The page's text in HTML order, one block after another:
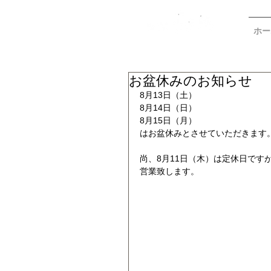
ホ
お盆休みのお知らせ
8月13日（土）
8月14日（日）
8月15日（月）
はお盆休みとさせていただきます
尚、8月11日（木）は定休日です
営業致します。